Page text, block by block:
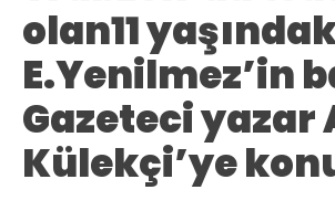
olan11
E.Yenilmez’in
Gazeteci yazar
Külekçi’ye